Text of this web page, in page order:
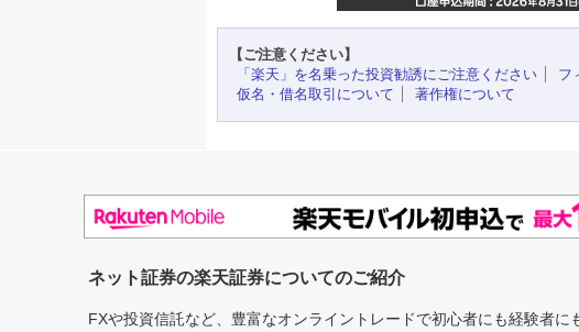
【ご注意ください】
「楽天」を名乗った投資勧誘にご注意ください
フ
仮名・借名取引について
著作権について
ネット証券の楽天証券についてのご紹介
FXや投資信託など、豊富なオンライントレードで初心者にも経験者